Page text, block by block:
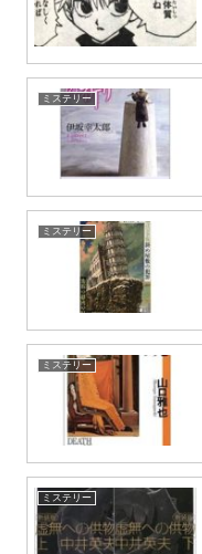
ミステリー
ミステリー
ミステリー
ミステリー